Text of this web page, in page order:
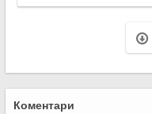
Коментари